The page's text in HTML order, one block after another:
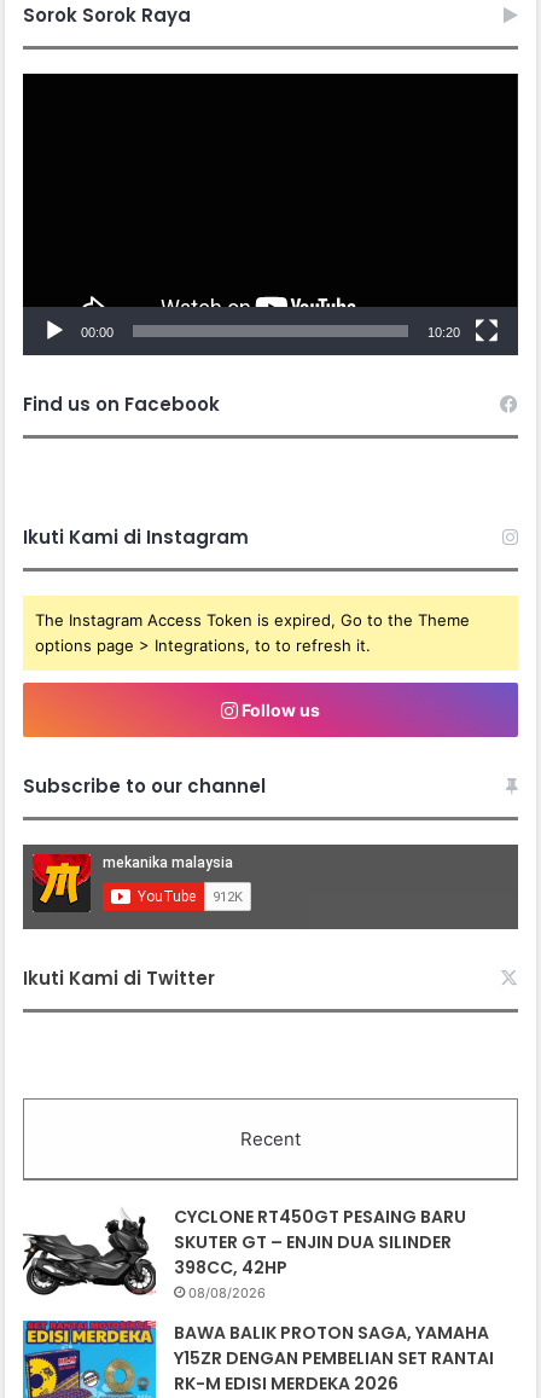
Sorok Sorok Raya
00:00 10:20
Find us on Facebook
Ikuti Kami di Instagram
The Instagram Access Token is expired, Go to the Theme
options page > Integrations, to to refresh it.
Follow us
Subscribe to our channel
Ikuti Kami di Twitter
Recent
CYCLONE RT450GT PESAING BARU
SKUTER GT – ENJIN DUA SILINDER
398CC, 42HP
08/08/2026
BAWA BALIK PROTON SAGA, YAMAHA
Y15ZR DENGAN PEMBELIAN SET RANTAI
RK-M EDISI MERDEKA 2026